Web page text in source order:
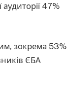
47%
зокрема 53%
ЄБА